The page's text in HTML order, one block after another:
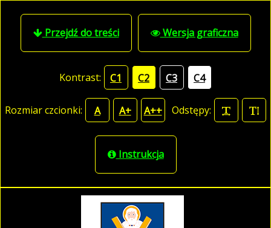
Przejdź do treści Wersja graficzna
Kontrast: C1 C2 C3 C4
Rozmiar czcionki: A A+ A++ Odstępy:
Instrukcja